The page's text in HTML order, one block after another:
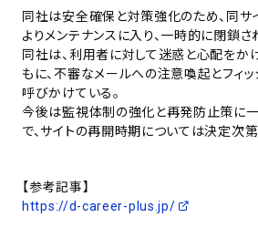
同社は安全確保と対策強化のため、同サ
よりメンテナンスに入り、一時的に閉鎖さ
同社は、利用者に対して迷惑と心配をか
もに、不審なメールへの注意喚起とフィ
呼びかけている。
今後は監視体制の強化と再発防止策に
で、サイトの再開時期については決定次第
【参考記事】
https://d-career-plus.jp/